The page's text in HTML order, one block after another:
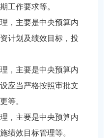
工作要求等。
，主要是中央预算内
计划及绩效目标，投
，主要是中央预算内
应当严格按照审批文
等。
，主要是中央预算内
绩效目标管理等。